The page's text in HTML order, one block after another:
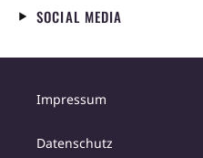
SOCIAL MEDIA
Impressum
Datenschutz